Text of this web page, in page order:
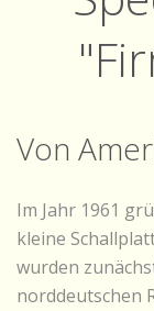
Von
Im Jahr 1961
kleine
wurden
norddeutschen